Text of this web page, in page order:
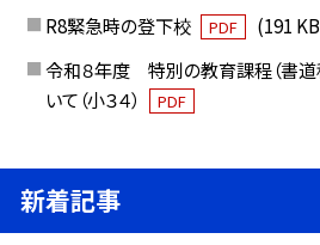
R8緊急時の登下校
PDF
(191
令和８年度 特別の教育課程（書道
いて（小３４）
PDF
新着記事